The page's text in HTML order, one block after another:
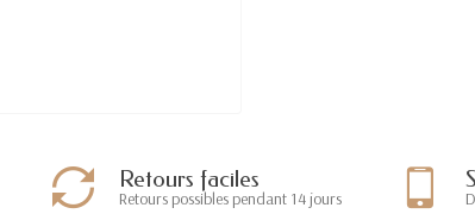
Retours faciles
Retours possibles pendant 14 jours